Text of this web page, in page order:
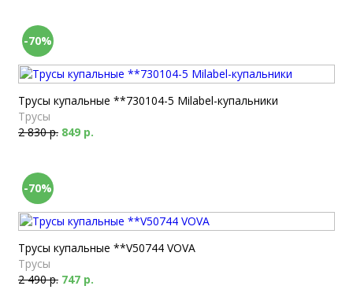
-70%
Трусы купальные **730104-5 Milabel-купальники
Трусы
2 830 р. 849 р.
-70%
Трусы купальные **V50744 VOVA
Трусы
2 490 р. 747 р.